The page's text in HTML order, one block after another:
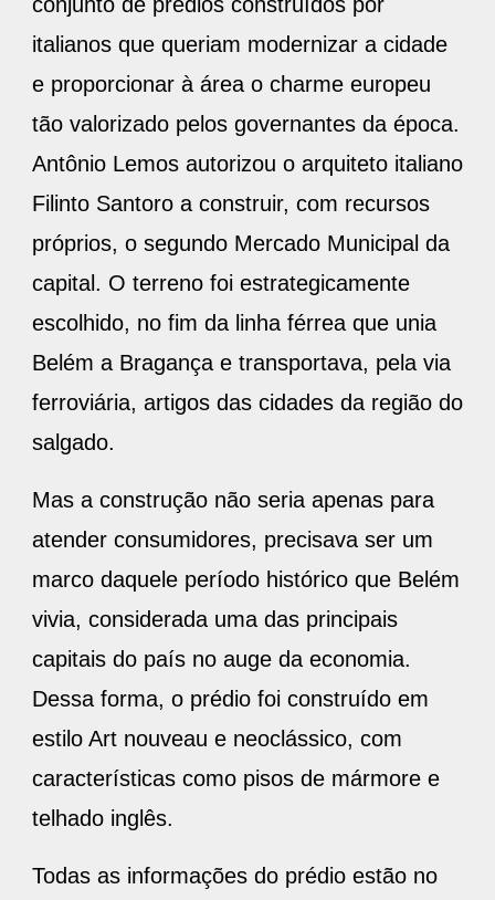
italianos que queriam modernizar a cidade
e proporcionar à área o charme europeu
tão valorizado pelos governantes da época.
Antônio Lemos autorizou o arquiteto italiano
Filinto Santoro a construir, com recursos
próprios, o segundo Mercado Municipal da
capital. O terreno foi estrategicamente
escolhido, no fim da linha férrea que unia
Belém a Bragança e transportava, pela via
ferroviária, artigos das cidades da região do
salgado.
Mas a construção não seria apenas para
atender consumidores, precisava ser um
marco daquele período histórico que Belém
vivia, considerada uma das principais
capitais do país no auge da economia.
Dessa forma, o prédio foi construído em
estilo Art nouveau e neoclássico, com
características como pisos de mármore e
telhado inglês.
Todas as informações do prédio estão no